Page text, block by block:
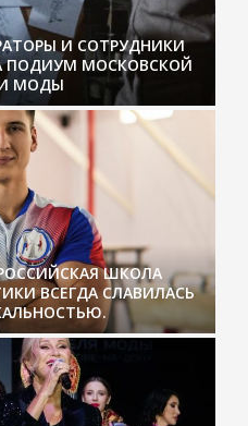
И СОТРУДНИКИ
ПОДИУМ МОСКОВСКОЙ
МОДЫ
ШКОЛА
ВСЕГДА СЛАВИЛАСЬ